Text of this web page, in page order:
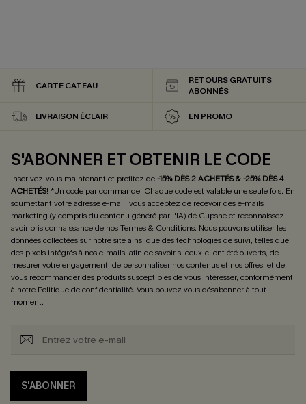
CARTE CATEAU
RETOURS GRATUITS
ABONNÉS
LIVRAISON ÉCLAIR EN PROMO
S'ABONNER ET OBTENIR LE CODE
Inscrivez-vous maintenant et profitez de-15% DÈS 2 ACHETÉS & -25% DÈS 4
ACHETÉS! *Un code par commande. Chaque code est valable une seule fois. En
soumettant votre adresse e-mail, vous acceptez de recevoir des e-mails
marketing (y compris du contenu généré par l'IA) de Cupshe et reconnaissez
avoir pris connaissance de nosTermes & Conditions. Nous pouvons utiliser les
données collectées sur notre site ainsi que des technologies de suivi, telles que
des pixels intégrés à nos e-mails, afin de savoir si ceux-ci ont été ouverts, de
mesurer votre engagement, de personnaliser nos contenus et nos offres, et de
vous recommander des produits susceptibles de vous intéresser, conformément
à notre Politique de confidentialité. Vous pouvez vous désabonner à tout
moment.
S'ABONNER